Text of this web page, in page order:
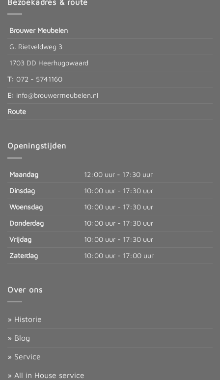
Brouwer Meubelen
G. Rietveldweg 3
1703 DD Heerhugowaard
T: 072 - 5741160
E: info@brouwermeubelen.nl
Route
Openingstijden
Maandag
12:00 uur - 17:30 uur
Dinsdag
10:00 uur - 17:30 uur
Woensdag
10:00 uur - 17:30 uur
Donderdag
10:00 uur - 17:30 uur
Vrijdag
10:00 uur - 17:30 uur
Zaterdag
10:00 uur - 17:00 uur
Over ons
» Historie
» Blog
» Service
» All in House service